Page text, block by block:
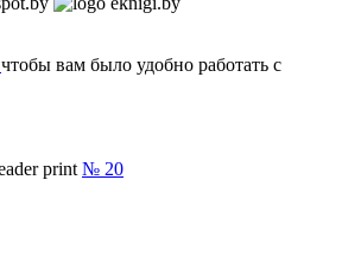
чтобы вам было удобно работать с
№ 20